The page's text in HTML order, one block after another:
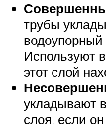
трубы
водоупорный
Используют
этот слой
укладывают
слоя, если он